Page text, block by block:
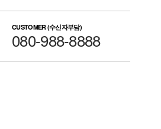
CUSTOMER (수신자부담)
080-988-8888